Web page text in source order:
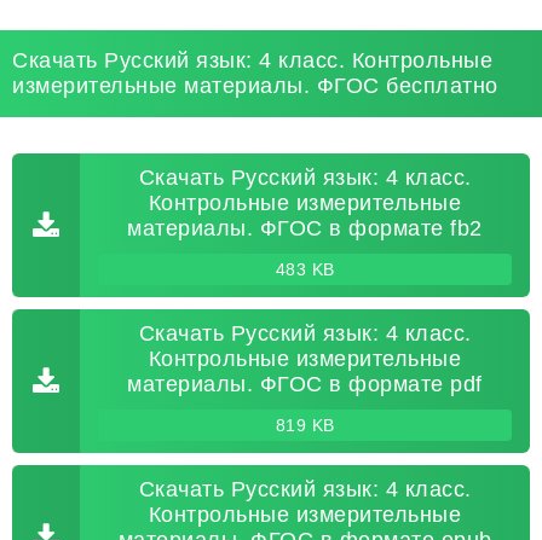
Скачать Русский язык: 4 класс. Контрольные
измерительные материалы. ФГОС бесплатно
Скачать Русский язык: 4 класс.
Контрольные измерительные
материалы. ФГОС в формате fb2
483 KB
Скачать Русский язык: 4 класс.
Контрольные измерительные
материалы. ФГОС в формате pdf
819 KB
Скачать Русский язык: 4 класс.
Контрольные измерительные